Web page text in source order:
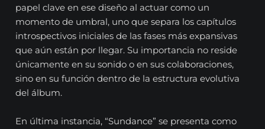
papel clave en ese diseño al actuar como un
momento de umbral, uno que separa los capítulos
introspectivos iniciales de las fases más expansivas
que aún están por llegar. Su importancia no reside
únicamente en su sonido o en sus colaboraciones,
sino en su función dentro de la estructura evolutiva
del álbum.
En última instancia, “Sundance” se presenta como